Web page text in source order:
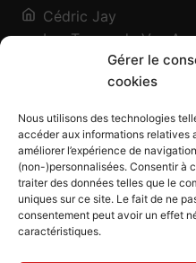
Gérer le
cookies
Nous utilisons des technologies
accéder aux informations relatives
améliorer l’expérience de
(non-)personnalisées. Consentir à
traiter des données telles que le
uniques sur ce site. Le fait de ne
consentement peut avoir un effet
caractéristiques.
Cédric Jay
Les Traces de Vos
120, chemin des
73200 Albertville -
Blog
Outils généalogiques
Contact
Plan du site
Mentions légales
Politique de